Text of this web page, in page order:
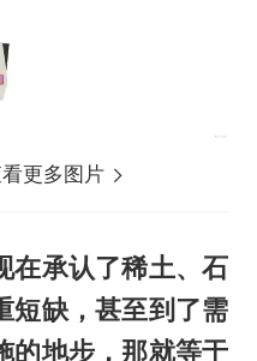
更多图片
在承认了稀土、石
短缺，甚至到了需
的地步，那就等于